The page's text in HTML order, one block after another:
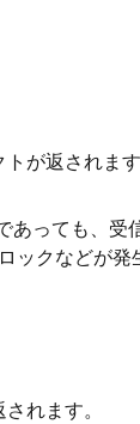
が返されます
あっても、受
ックなどが発
れます。